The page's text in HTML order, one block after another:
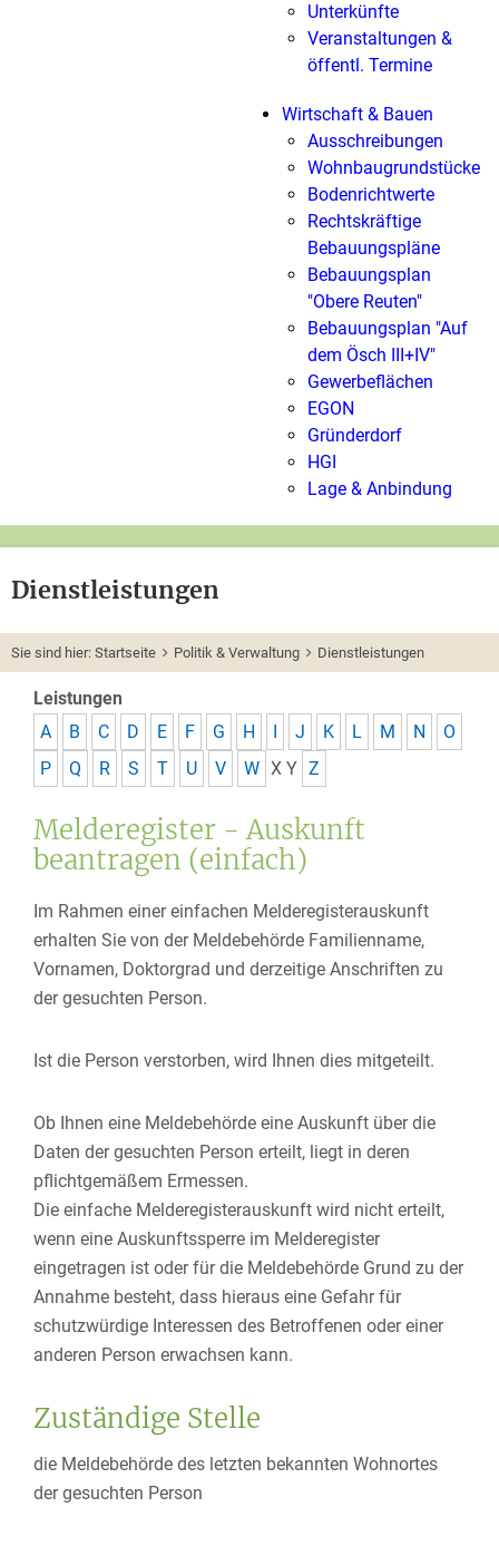
Unterkünfte
Veranstaltungen &
öffentl. Termine
Wirtschaft & Bauen
Ausschreibungen
Wohnbaugrundstücke
Bodenrichtwerte
Rechtskräftige
Bebauungspläne
Bebauungsplan
"Obere Reuten"
Bebauungsplan "Auf
dem Ösch III+IV"
Gewerbeflächen
EGON
Gründerdorf
HGI
Lage & Anbindung
Dienstleistungen
Sie sind hier: Startseite Politik & Verwaltung Dienstleistungen
Leistungen
A
B C D E F G H I J K L M N
O
P
Q R S T U V W X Y Z
Melderegister - Auskunft
beantragen (einfach)
Im Rahmen einer einfachen Melderegisterauskunft
erhalten Sie von der Meldebehörde Familienname,
Vornamen, Doktorgrad und derzeitige Anschriften zu
der gesuchten Person.
Ist die Person verstorben, wird Ihnen dies mitgeteilt.
Ob Ihnen eine Meldebehörde eine Auskunft über die
Daten der gesuchten Person erteilt, liegt in deren
pflichtgemäßem Ermessen.
Die einfache Melderegisterauskunft wird nicht erteilt,
wenn eine Auskunftssperre im Melderegister
eingetragen ist oder für die Meldebehörde Grund zu der
Annahme besteht, dass hieraus eine Gefahr für
schutzwürdige Interessen des Betroffenen oder einer
anderen Person erwachsen kann.
Zuständige Stelle
die Meldebehörde des letzten bekannten Wohnortes
der gesuchten Person